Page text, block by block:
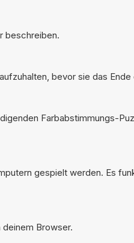
beschreiben.
bevor sie das
Farbabstimmungs-
gespielt werden. Es
Browser.